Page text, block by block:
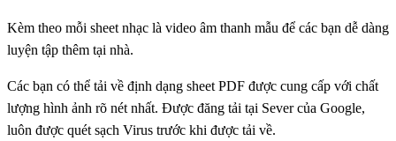
Kèm theo mỗi sheet nhạc là video âm thanh mẫu để các bạn dễ dàng
luyện tập thêm tại nhà.
Các bạn có thể tải về định dạng sheet PDF được cung cấp với chất
lượng hình ảnh rõ nét nhất. Được đăng tải tại Sever của Google,
luôn được quét sạch Virus trước khi được tải về.